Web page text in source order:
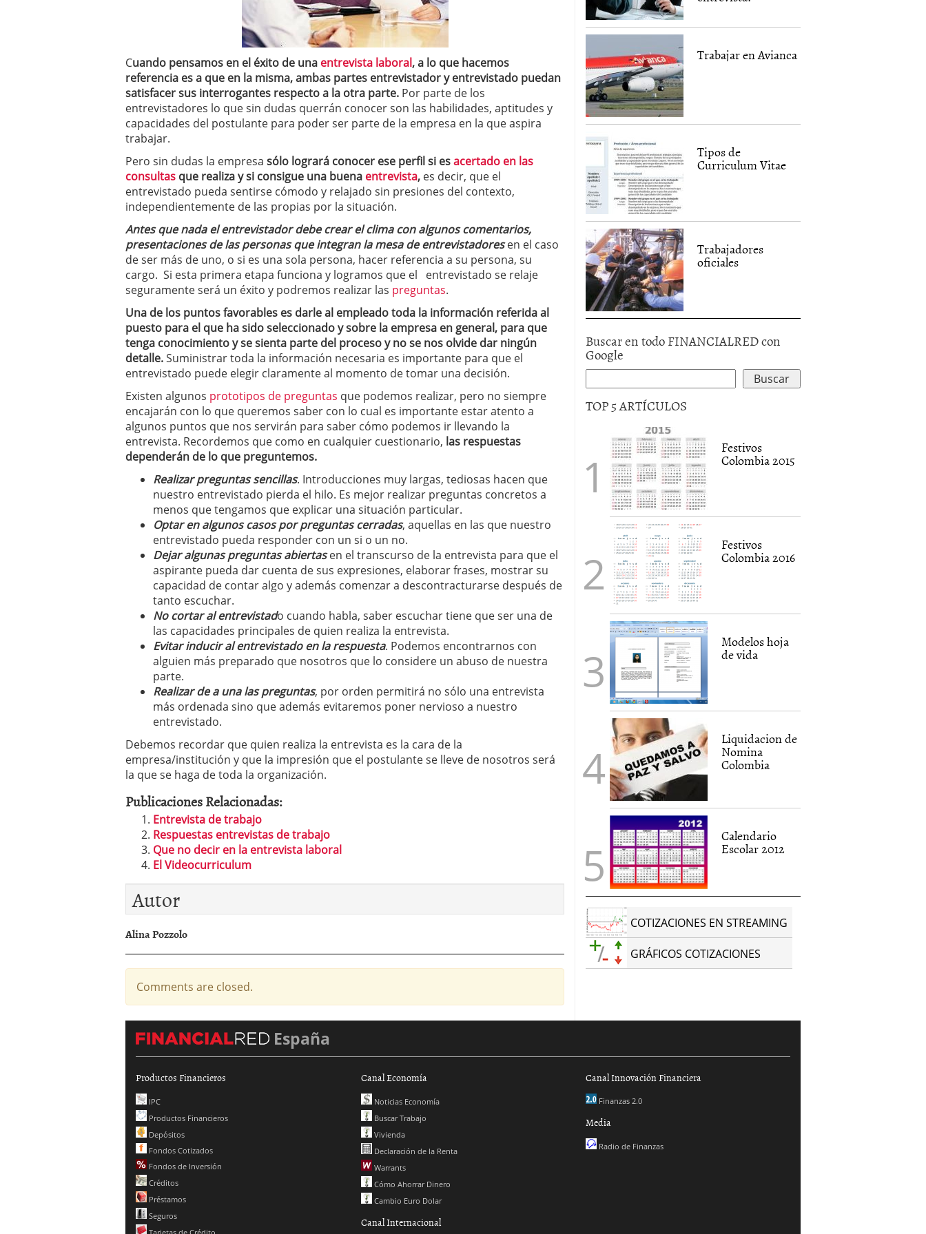
Cuando pensamos en el éxito de una entrevista laboral, a lo que hacemos
referencia es a que en la misma, ambas partes entrevistador y entrevistado puedan
satisfacer sus interrogantes respecto a la otra parte. Por parte de los
entrevistadores lo que sin dudas querrán conocer son las habilidades, aptitudes y
capacidades del postulante para poder ser parte de la empresa en la que aspira
trabajar.
Pero sin dudas la empresa sólo logrará conocer ese perfil si esacertado en las
consultas que realiza y si consigue una buena entrevista, es decir, que el
entrevistado pueda sentirse cómodo y relajado sin presiones del contexto,
independientemente de las propias por la situación.
Antes que nada el entrevistador debe crear el clima con algunos comentarios,
presentaciones de las personas que integran la mesa de entrevistadoresen el caso
de ser más de uno, o si es una sola persona, hacer referencia a su persona, su
cargo. Si esta primera etapa funciona y logramos que el entrevistado se relaje
seguramente será un éxito y podremos realizar las preguntas.
Una de los puntos favorables es darle al empleado toda la información referida al
puesto para el que ha sido seleccionado y sobre la empresa en general, para que
tenga conocimiento y se sienta parte del proceso y no se nos olvide dar ningún
detalle.Suministrar toda la información necesaria es importante para que el
entrevistado puede elegir claramente al momento de tomar una decisión.
Existen algunos prototipos de preguntas que podemos realizar, pero no siempre
encajarán con lo que queremos saber con lo cual es importante estar atento a
algunos puntos que nos servirán para saber cómo podemos ir llevando la
entrevista. Recordemos que como en cualquier cuestionario, las respuestas
dependerán de lo que preguntemos.
Realizar preguntas sencillas. Introducciones muy largas, tediosas hacen que
nuestro entrevistado pierda el hilo. Es mejor realizar preguntas concretos a
menos que tengamos que explicar una situación particular.
Optar en algunos casos por preguntas cerradas, aquellas en las que nuestro
entrevistado pueda responder con un si o un no.
Dejar algunas preguntas abiertasen el transcurso de la entrevista para que el
aspirante pueda dar cuenta de sus expresiones, elaborar frases, mostrar su
capacidad de contar algo y además comenzar a descontracturarse después de
tanto escuchar.
No cortar al entrevistado cuando habla, saber escuchar tiene que ser una de
las capacidades principales de quien realiza la entrevista.
Evitar inducir al entrevistado en la respuesta. Podemos encontrarnos con
alguien más preparado que nosotros que lo considere un abuso de nuestra
parte.
Realizar de a una las preguntas, por orden permitirá no sólo una entrevista
más ordenada sino que además evitaremos poner nervioso a nuestro
entrevistado.
Debemos recordar que quien realiza la entrevista es la cara de la
empresa/institución y que la impresión que el postulante se lleve de nosotros será
la que se haga de toda la organización.
Publicaciones Relacionadas:
Entrevista de trabajo
Respuestas entrevistas de trabajo
Que no decir en la entrevista laboral
El Videocurriculum
Autor
Alina Pozzolo
Comments are closed.
Trabajar en Avianca
Tipos de
Curriculum Vitae
Trabajadores
oficiales
Buscar en todo FINANCIALRED con
Google
TOP 5 ARTÍCULOS
Festivos
Colombia 2015
Festivos
Colombia 2016
Modelos hoja
de vida
Liquidacion de
Nomina
Colombia
Calendario
Escolar 2012
COTIZACIONES EN STREAMING
GRÁFICOS COTIZACIONES
España
Productos Financieros
IPC
Productos Financieros
Depósitos
Fondos Cotizados
Fondos de Inversión
Créditos
Préstamos
Seguros
Canal Economía
Noticias Economía
Buscar Trabajo
Vivienda
Declaración de la Renta
Warrants
Cómo Ahorrar Dinero
Cambio Euro Dolar
Canal Internacional
Canal Innovación Financiera
Finanzas 2.0
Media
Radio de Finanzas